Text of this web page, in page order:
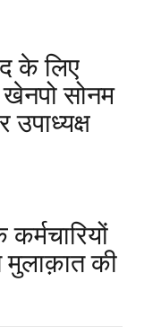
के लिए
सोनम
मुलाक़ात की